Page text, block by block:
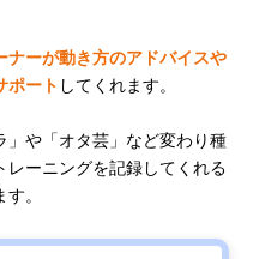
ナーが動き方のアドバイスや
ポート してくれます。
」や「オタ芸」など変わり種
ーニングを記録してくれる
。